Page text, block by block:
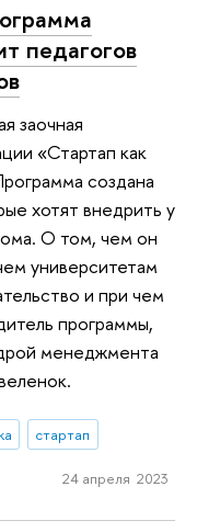
педагогов
заочная
«Стартап как
создана
хотят внедрить у
О том, чем он
университетам
и при чем
программы,
менеджмента
стартап
24 апреля 2023